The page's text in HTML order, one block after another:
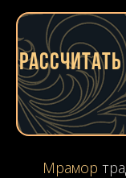
Прямая
Мрамор
Кварц.
Черный
Зеленый
Мрамор